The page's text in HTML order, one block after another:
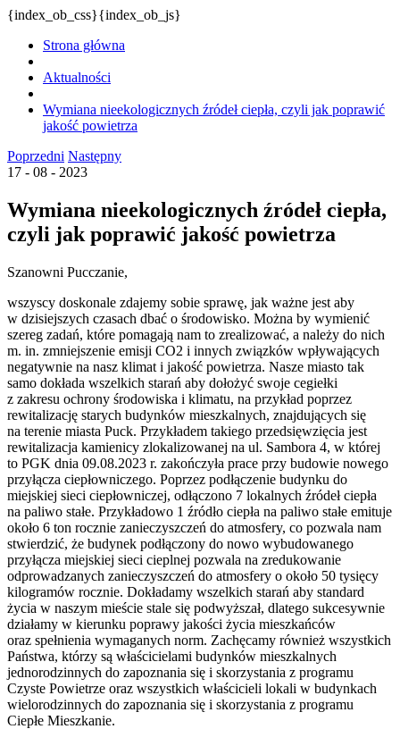
{index_ob_css}{index_ob_js}
Strona główna
Aktualności
Wymiana nieekologicznych źródeł ciepła, czyli jak poprawić
jakość powietrza
Poprzedni Następny
17 - 08 - 2023
Wymiana nieekologicznych źródeł ciepła,
czyli jak poprawić jakość powietrza
Szanowni Pucczanie,
wszyscy doskonale zdajemy sobie sprawę, jak ważne jest aby
w dzisiejszych czasach dbać o środowisko. Można by wymienić
szereg zadań, które pomagają nam to zrealizować, a należy do nich
m. in. zmniejszenie emisji CO2 i innych związków wpływających
negatywnie na nasz klimat i jakość powietrza. Nasze miasto tak
samo dokłada wszelkich starań aby dołożyć swoje cegiełki
z zakresu ochrony środowiska i klimatu, na przykład poprzez
rewitalizację starych budynków mieszkalnych, znajdujących się
na terenie miasta Puck. Przykładem takiego przedsięwzięcia jest
rewitalizacja kamienicy zlokalizowanej na ul. Sambora 4, w której
to PGK dnia 09.08.2023 r. zakończyła prace przy budowie nowego
przyłącza ciepłowniczego. Poprzez podłączenie budynku do
miejskiej sieci ciepłowniczej, odłączono 7 lokalnych źródeł ciepła
na paliwo stałe. Przykładowo 1 źródło ciepła na paliwo stałe emituje
około 6 ton rocznie zanieczyszczeń do atmosfery, co pozwala nam
stwierdzić, że budynek podłączony do nowo wybudowanego
przyłącza miejskiej sieci cieplnej pozwala na zredukowanie
odprowadzanych zanieczyszczeń do atmosfery o około 50 tysięcy
kilogramów rocznie. Dokładamy wszelkich starań aby standard
życia w naszym mieście stale się podwyższał, dlatego sukcesywnie
działamy w kierunku poprawy jakości życia mieszkańców
oraz spełnienia wymaganych norm. Zachęcamy również wszystkich
Państwa, którzy są właścicielami budynków mieszkalnych
jednorodzinnych do zapoznania się i skorzystania z programu
Czyste Powietrze oraz wszystkich właścicieli lokali w budynkach
wielorodzinnych do zapoznania się i skorzystania z programu
Ciepłe Mieszkanie.